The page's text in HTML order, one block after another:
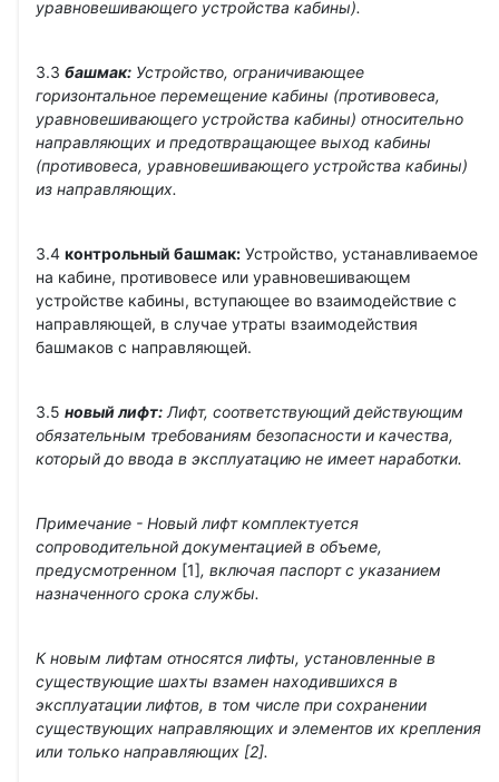
уравновешивающего устройства кабины).
3.3 башмак: Устройство, ограничивающее
горизонтальное перемещение кабины (противовеса,
уравновешивающего устройства кабины) относительно
направляющих и предотвращающее выход кабины
(противовеса, уравновешивающего устройства кабины)
из направляющих.
3.4 контрольный башмак: Устройство, устанавливаемое
на кабине, противовесе или уравновешивающем
устройстве кабины, вступающее во взаимодействие с
направляющей, в случае утраты взаимодействия
башмаков с направляющей.
3.5 новый лифт: Лифт, соответствующий действующим
обязательным требованиям безопасности и качества,
который до ввода в эксплуатацию не имеет наработки.
Примечание - Новый лифт комплектуется
сопроводительной документацией в объеме,
предусмотренном [1], включая паспорт с указанием
назначенного срока службы.
К новым лифтам относятся лифты, установленные в
существующие шахты взамен находившихся в
эксплуатации лифтов, в том числе при сохранении
существующих направляющих и элементов их крепления
или только направляющих [2].